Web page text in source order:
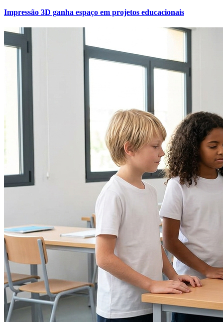
Bahia
Impressão 3D ganha espaço em projetos educacionais